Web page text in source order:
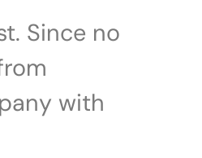
Since no
with